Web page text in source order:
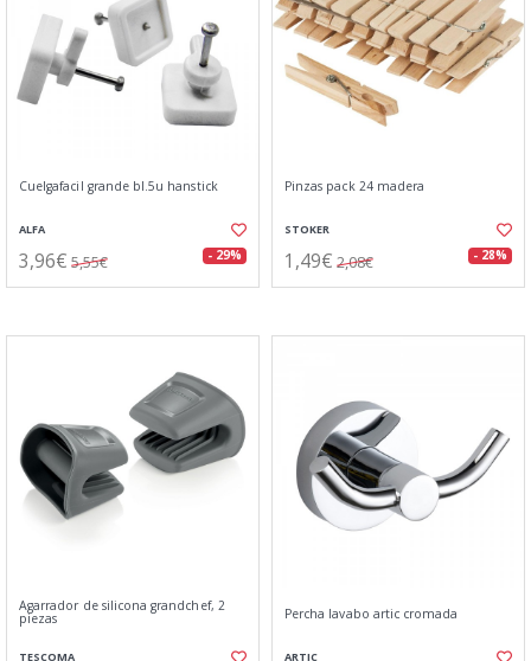
Cuelgafacil grande bl.5u hanstick
ALFA
3,96€ 5,55€ - 29%
Pinzas pack 24 madera
STOKER
1,49€ 2,08€ - 28%
Agarrador de silicona grandchef, 2
piezas
TESCOMA
Percha lavabo artic cromada
ARTIC